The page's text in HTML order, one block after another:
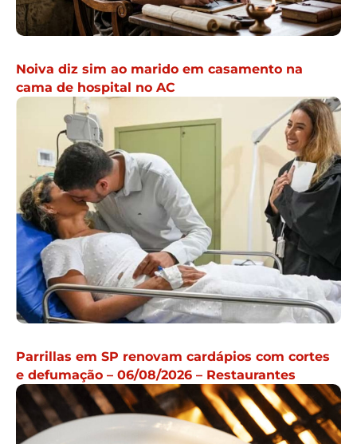
Noiva diz sim ao marido em casamento na
cama de hospital no AC
Parrillas em SP renovam cardápios com cortes
e defumação – 06/08/2026 – Restaurantes